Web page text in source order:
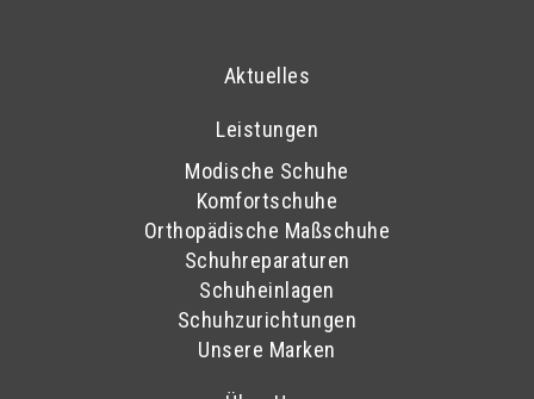
Aktuelles
Leistungen
Modische Schuhe
Komfortschuhe
Orthopädische Maßschuhe
Schuhreparaturen
Schuheinlagen
Schuhzurichtungen
Unsere Marken